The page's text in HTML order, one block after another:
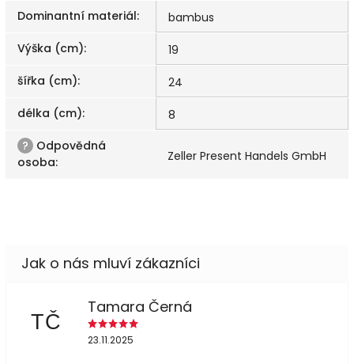
Dominantní materiál:
bambus
Výška (cm):
19
šířka (cm):
24
délka (cm):
8
? Odpovědná
osoba: Zeller Present Handels GmbH
TČ
Tamara Černá
23.11.2025